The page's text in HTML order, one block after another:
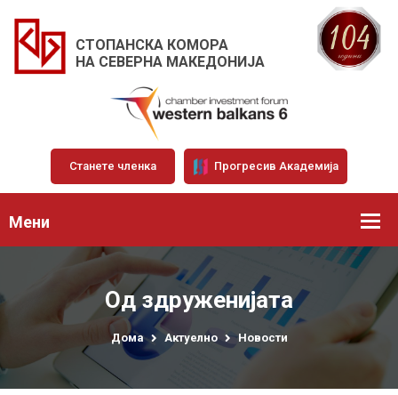
СТОПАНСКА КОМОРА
НА СЕВЕРНА МАКЕДОНИЈА
Станете членка Прогресив Академија
Мени
Од здруженијата
Дома Актуелно Новости